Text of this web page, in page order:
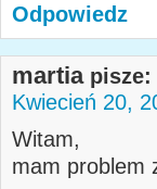
Odpowiedz
martia pisze:
Kwiecień 20,
Witam,
mam problem